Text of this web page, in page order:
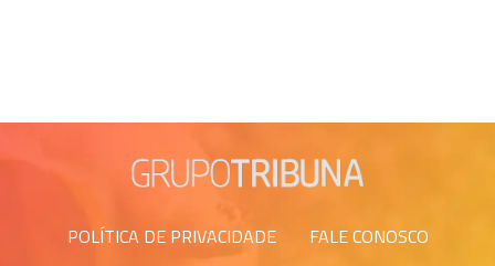
POLÍTICA DE PRIVACIDADE FALE CONOSCO